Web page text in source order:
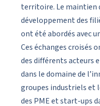
territoire. Le maintien
développement des
ont été abordés avec
Ces échanges croisés
des différents acteurs
dans le domaine de
groupes industriels et
des PME et start-ups